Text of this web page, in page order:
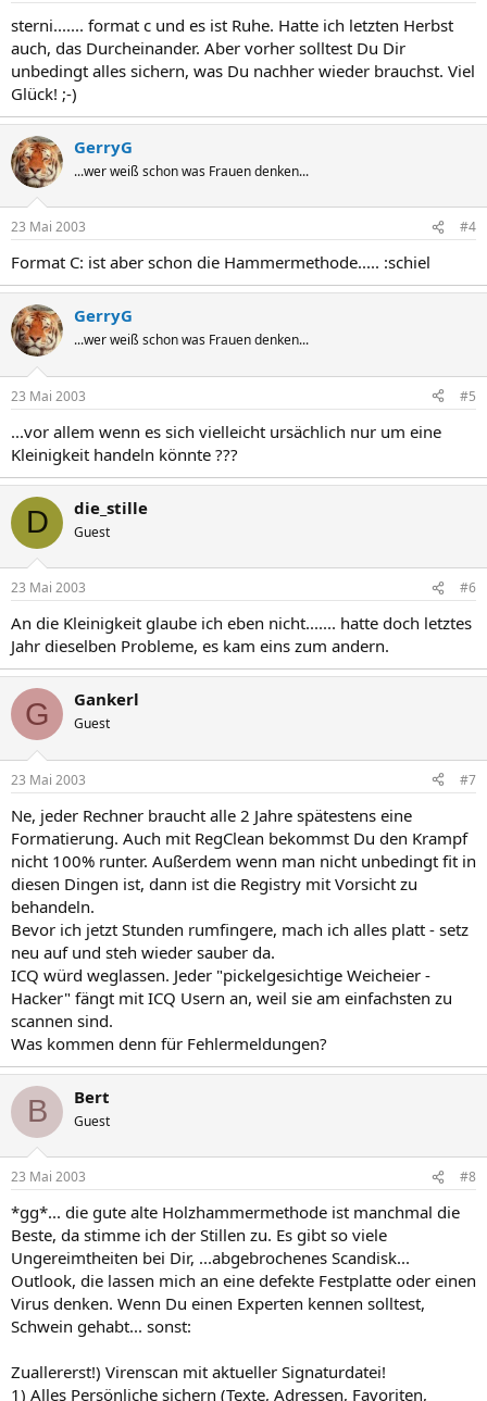
sterni....... format c und es ist Ruhe. Hatte ich letzten Herbst
auch, das Durcheinander. Aber vorher solltest Du Dir
unbedingt alles sichern, was Du nachher wieder brauchst. Viel
Glück! ;-)
GerryG
...wer weiß schon was Frauen denken...
23 Mai 2003 #4
Format C: ist aber schon die Hammermethode..... :schiel
GerryG
...wer weiß schon was Frauen denken...
23 Mai 2003 #5
...vor allem wenn es sich vielleicht ursächlich nur um eine
Kleinigkeit handeln könnte ???
D die_stille
Guest
23 Mai 2003 #6
An die Kleinigkeit glaube ich eben nicht....... hatte doch letztes
Jahr dieselben Probleme, es kam eins zum andern.
G Gankerl
Guest
23 Mai 2003 #7
Ne, jeder Rechner braucht alle 2 Jahre spätestens eine
Formatierung. Auch mit RegClean bekommst Du den Krampf
nicht 100% runter. Außerdem wenn man nicht unbedingt fit in
diesen Dingen ist, dann ist die Registry mit Vorsicht zu
behandeln.
Bevor ich jetzt Stunden rumfingere, mach ich alles platt - setz
neu auf und steh wieder sauber da.
ICQ würd weglassen. Jeder "pickelgesichtige Weicheier -
Hacker" fängt mit ICQ Usern an, weil sie am einfachsten zu
scannen sind.
Was kommen denn für Fehlermeldungen?
B Bert
Guest
23 Mai 2003 #8
*gg*... die gute alte Holzhammermethode ist manchmal die
Beste, da stimme ich der Stillen zu. Es gibt so viele
Ungereimtheiten bei Dir, ...abgebrochenes Scandisk...
Outlook, die lassen mich an eine defekte Festplatte oder einen
Virus denken. Wenn Du einen Experten kennen solltest,
Schwein gehabt... sonst:
Zuallererst!) Virenscan mit aktueller Signaturdatei!
1) Alles Persönliche sichern (Texte, Adressen, Favoriten,